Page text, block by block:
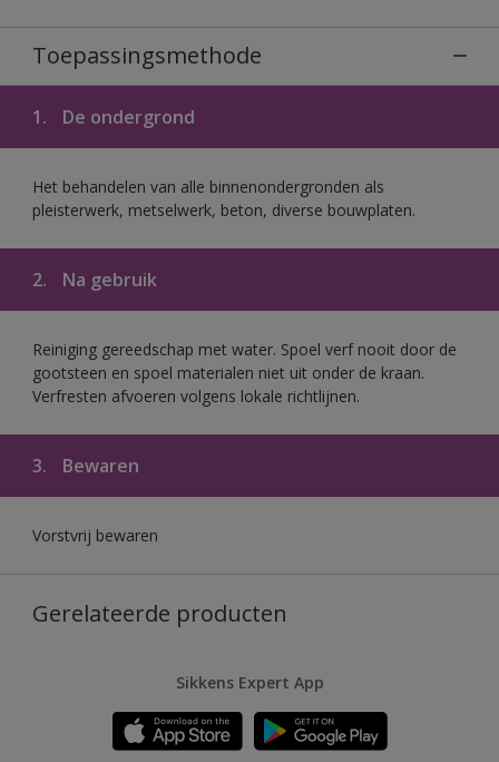
Toepassingsmethode
1. De ondergrond
Het behandelen van alle binnenondergronden als
pleisterwerk, metselwerk, beton, diverse bouwplaten.
2. Na gebruik
Reiniging gereedschap met water. Spoel verf nooit door de
gootsteen en spoel materialen niet uit onder de kraan.
Verfresten afvoeren volgens lokale richtlijnen.
3. Bewaren
Vorstvrij bewaren
Gerelateerde producten
Sikkens Expert App